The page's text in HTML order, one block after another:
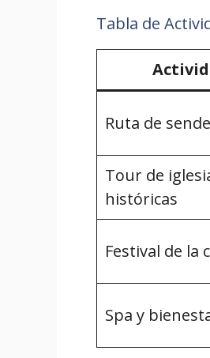
Tabla de
Ruta de
Tour de
históricas
Festival de la
Spa y